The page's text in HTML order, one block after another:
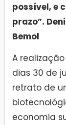
possível, e
prazo”.
Bemol
A realização
dias 30 de
retrato de
economia